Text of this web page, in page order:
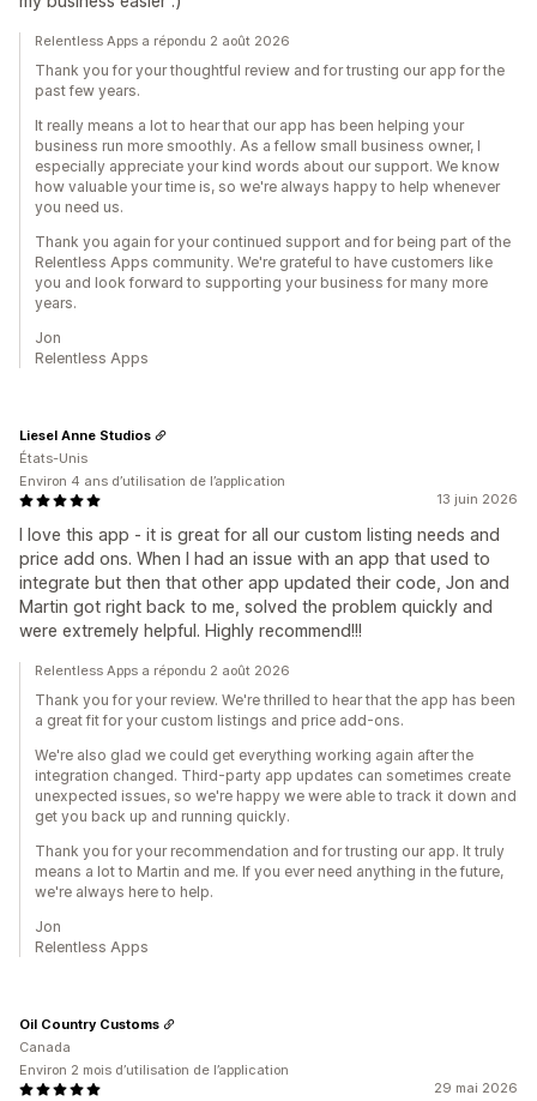
Relentless Apps a répondu 2 août 2026
Thank you for your thoughtful review and for trusting our app for the
past few years.
It really means a lot to hear that our app has been helping your
business run more smoothly. As a fellow small business owner, I
especially appreciate your kind words about our support. We know
how valuable your time is, so we're always happy to help whenever
you need us.
Thank you again for your continued support and for being part of the
Relentless Apps community. We're grateful to have customers like
you and look forward to supporting your business for many more
years.
Jon
Relentless Apps
13 juin 2026
I love this app - it is great for all our custom listing needs and
price add ons. When I had an issue with an app that used to
integrate but then that other app updated their code, Jon and
Martin got right back to me, solved the problem quickly and
were extremely helpful. Highly recommend!!!
Liesel Anne Studios
États-Unis
Environ 4 ans d’utilisation de l’application
Relentless Apps a répondu 2 août 2026
Thank you for your review. We're thrilled to hear that the app has been
a great fit for your custom listings and price add-ons.
We're also glad we could get everything working again after the
integration changed. Third-party app updates can sometimes create
unexpected issues, so we're happy we were able to track it down and
get you back up and running quickly.
Thank you for your recommendation and for trusting our app. It truly
means a lot to Martin and me. If you ever need anything in the future,
we're always here to help.
Jon
Relentless Apps
29 mai 2026
Oil Country Customs
Canada
Environ 2 mois d’utilisation de l’application